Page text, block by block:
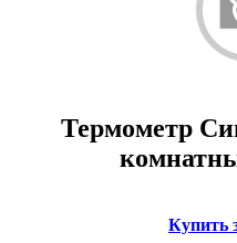
Термометр
Купить